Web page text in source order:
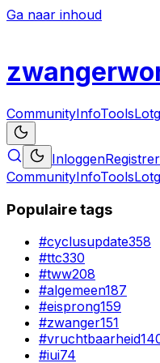
Ga naar inhoud
zwanger
CommunityInfoTools
Inloggen
CommunityInfoTools
Populaire tags
#cyclusupdate358
#ttc330
#tww208
#algemeen187
#eisprong159
#zwanger151
#vruchtbaarheid
#iui74